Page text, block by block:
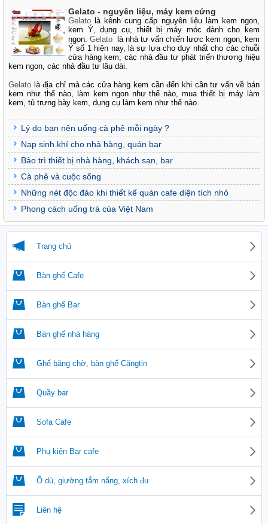
Gelato - nguyên liệu, máy kem cứng
Gelato là kênh cung cấp nguyên liệu làm kem ngon,
kem Ý, dụng cụ, thiết bị máy móc dành cho kem
ngon. Gelato
là nhà tư vấn chiến lược kem ngon, kem
Ý số 1 hiện nay, là sự lựa cho duy nhất cho các chuỗi
cửa hàng kem, các nhà đầu tư phát triển thương hiệu
kem ngon, các nhà đầu tư lâu dài.
Gelato là địa chỉ mà các cửa hàng kem cần đến khi cần tư vấn về bán
kem như thế nào, làm kem ngon như thế nào, mua thiết bị máy làm
kem, tủ trưng bày kem, dụng cụ làm kem như thế nào.
Lý do bạn nên uống cà phê mỗi ngày ?
Nạp sinh khí cho nhà hàng, quán bar
Bảo trì thiết bị nhà hàng, khách sạn, bar
Cà phê và cuộc sống
Những nét độc đáo khi thiết kế quán cafe diện tích nhỏ
Phong cách uống trà của Việt Nam
Trang chủ
Bàn ghế Cafe
Bàn ghế Bar
Bàn ghế nhà hàng
Ghế băng chờ, bàn ghế Căngtin
Quầy bar
Sofa Cafe
Phụ kiện Bar cafe
Ô dù, giường tắm nắng, xích đu
Liên hệ